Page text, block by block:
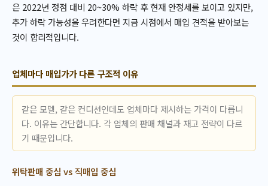
은 2022년 정점 대비 20~30% 하락 후 현재 안정세를 보이고 있지만,
추가 하락 가능성을 우려한다면 지금 시점에서 매입 견적을 받아보는
것이 합리적입니다.
업체마다 매입가가 다른 구조적 이유
같은 모델, 같은 컨디션인데도 업체마다 제시하는 가격이 다릅니
다. 이유는 간단합니다. 각 업체의 판매 채널과 재고 전략이 다르
기 때문입니다.
위탁판매 중심 vs 직매입 중심